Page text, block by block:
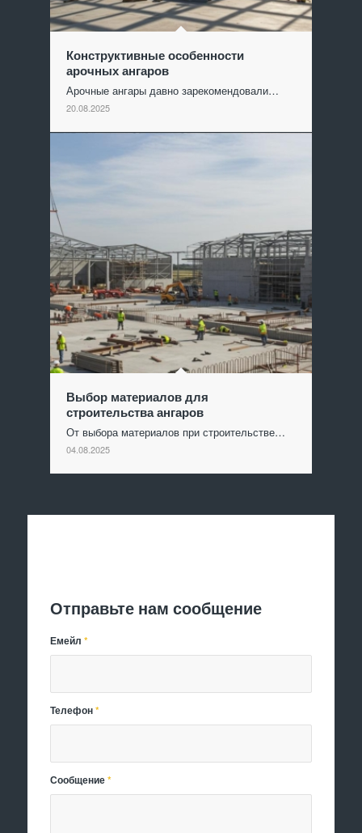
Конструктивные особенности
арочных ангаров
Арочные ангары давно зарекомендовали…
20.08.2025
Выбор материалов для
строительства ангаров
От выбора материалов при строительстве…
04.08.2025
Отправьте нам сообщение
Емейл*
Телефон*
Сообщение*